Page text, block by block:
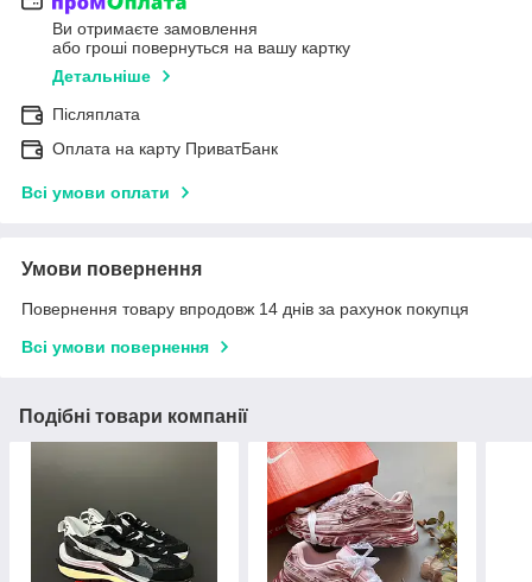
Ви отримаєте замовлення
або гроші повернуться на вашу картку
Детальніше
Післяплата
Оплата на карту ПриватБанк
Всі умови оплати
Умови повернення
Повернення товару впродовж 14 днів за рахунок покупця
Всі умови повернення
Подібні товари компанії